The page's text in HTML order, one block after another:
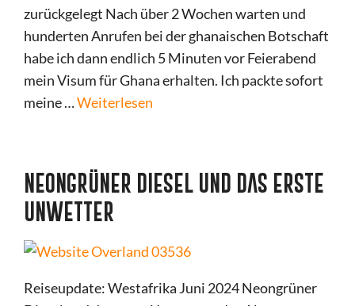
zurückgelegt Nach über 2 Wochen warten und
hunderten Anrufen bei der ghanaischen Botschaft
habe ich dann endlich 5 Minuten vor Feierabend
mein Visum für Ghana erhalten. Ich packte sofort
meine …Weiterlesen
NEONGRÜNER DIESEL UND DAS ERSTE
UNWETTER
Reiseupdate: Westafrika Juni 2024 Neongrüner